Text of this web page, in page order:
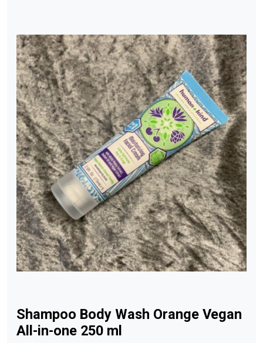
Shampoo Body Wash Orange Vegan
All-in-one 250 ml